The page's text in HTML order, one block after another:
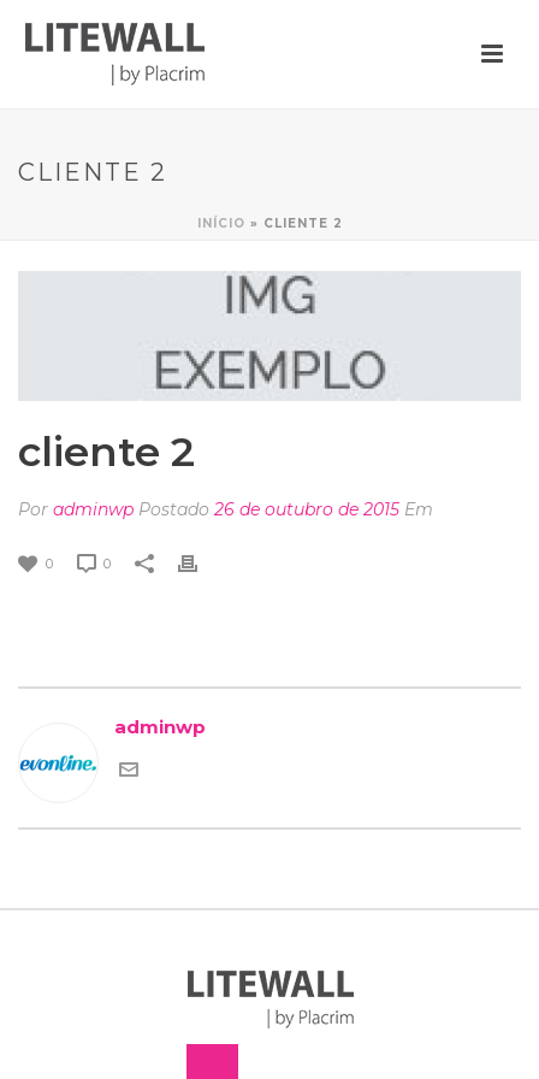
CLIENTE 2
INÍCIO » CLIENTE 2
cliente 2
Por adminwp Postado 26 de outubro de 2015 Em
0 0
adminwp